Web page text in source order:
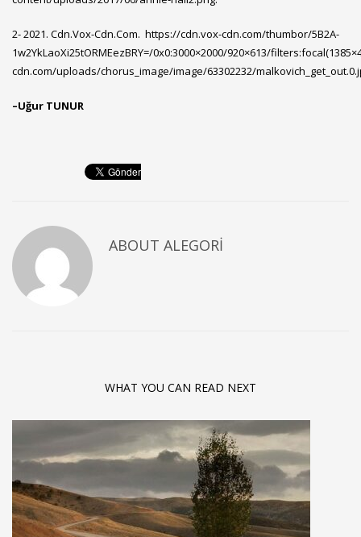
2- 2021. Cdn.Vox-Cdn.Com. https://cdn.vox-cdn.com/thumbor/5B2A-
1w2YkLaoXi25tORMEezBRY=/0x0:3000×2000/920×613/
cdn.com/uploads/chorus_image/image/63302232/
–Uğur TUNUR
ABOUT ALEGORI
WHAT YOU CAN READ NEXT